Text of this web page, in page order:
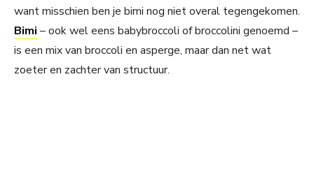
want misschien ben je bimi nog niet overal tegengekomen.
Bimi – ook wel eens babybroccoli of broccolini genoemd –
is een mix van broccoli en asperge, maar dan net wat
zoeter en zachter van structuur.